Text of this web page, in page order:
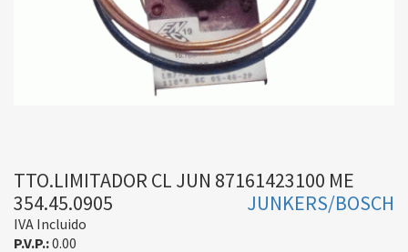
TTO.LIMITADOR CL JUN 87161423100 ME
354.45.0905
JUNKERS/BOSCH
IVA Incluido
P.V.P.:0.00